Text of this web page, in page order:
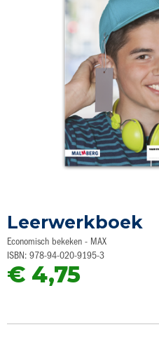
Leerwerkboek
Economisch bekeken - MAX
ISBN: 978-94-020-9195-3
€ 4,75
het
begin
van
de
afbeeldingen-